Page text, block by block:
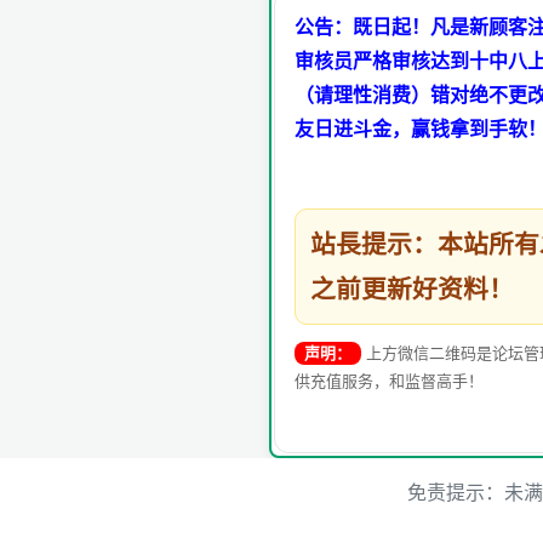
公告：既日起！凡是新顾客
审核员严格审核达到十中八
（请理性消费）错对绝不
友日进斗金，赢钱拿到手软
站長提示：本站所
之前更新好资料！
声明：
上方微信二维码是论坛
供充值服务，和监督高手！
免责提示：未